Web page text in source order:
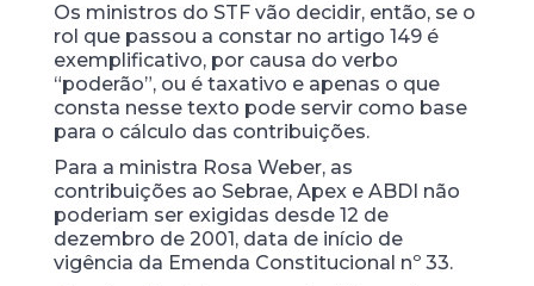
Os ministros do STF vão decidir, então, se o
rol que passou a constar no artigo 149 é
exemplificativo, por causa do verbo
“poderão”, ou é taxativo e apenas o que
consta nesse texto pode servir como base
para o cálculo das contribuições.
Para a ministra Rosa Weber, as
contribuições ao Sebrae, Apex e ABDI não
poderiam ser exigidas desde 12 de
dezembro de 2001, data de início de
vigência da Emenda Constitucional nº 33.